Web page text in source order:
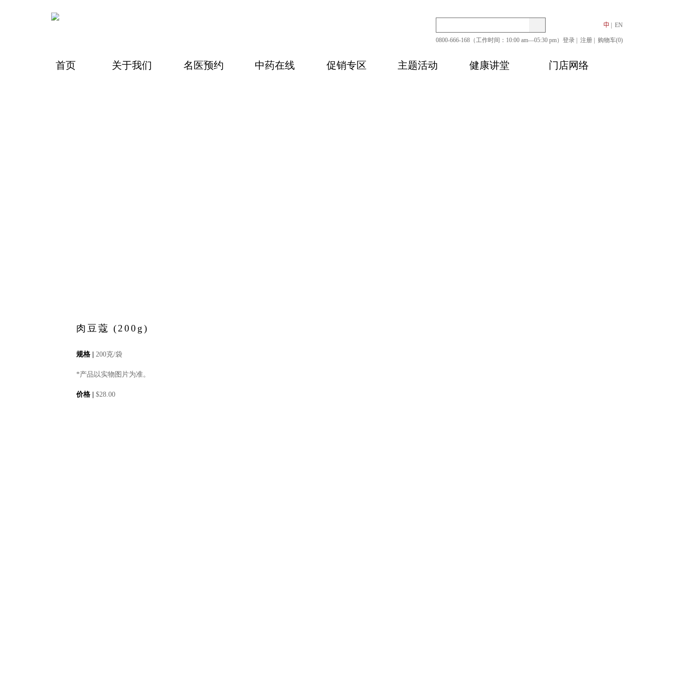
索
中 EN
0800-666-168（工作时间：10:00 am—05:30 pm） 登录 注册 购物车(0)
首页 关于我们 名医预约 中药在线 促销专区 主题活动 健康讲堂 门店网络
肉豆蔻 (200g)
规格 | 200克/袋
*产品以实物图片为准。
价格 | $28.00